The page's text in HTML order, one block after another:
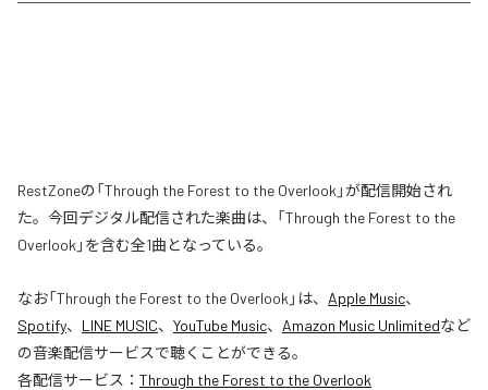
RestZoneの「Through the Forest to the Overlook」が配信開始され
た。今回デジタル配信された楽曲は、「Through the Forest to the
Overlook」を含む全1曲となっている。
なお「Through the Forest to the Overlook 」は、 Apple Music、
Spotify、 LINE MUSIC、 YouTube Music、 Amazon Music Unlimitedなど
の音楽配信サービスで聴くことができる。
各配信サービス： Through the Forest to the Overlook